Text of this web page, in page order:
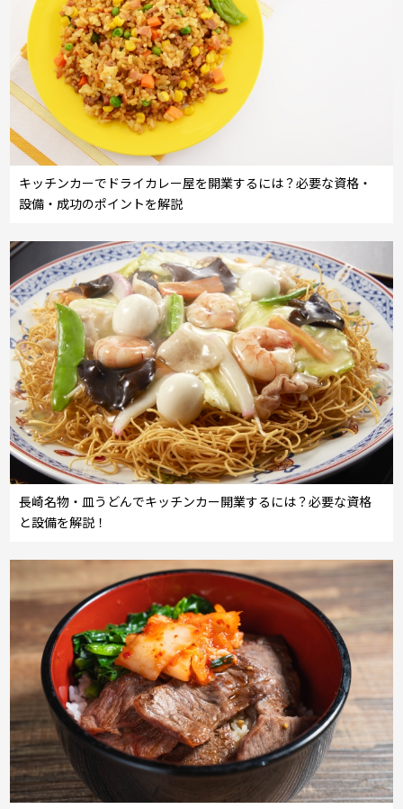
キッチンカーでドライカレー屋を開業するには？必要な資格・
設備・成功のポイントを解説
長崎名物・皿うどんでキッチンカー開業するには？必要な資格
と設備を解説！